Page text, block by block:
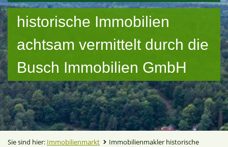
historische Immobilien
achtsam vermittelt durch die
Busch Immobilien GmbH
Sie sind hier: Immobilienmarkt
Immobilienmakler historische